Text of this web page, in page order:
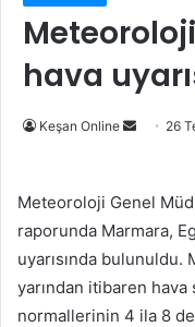
hava
Keşan Online
Bir
26
Meteoroloji Genel
raporunda Marmara,
uyarısında
yarından itibaren hava
normallerinin 4 ila 8